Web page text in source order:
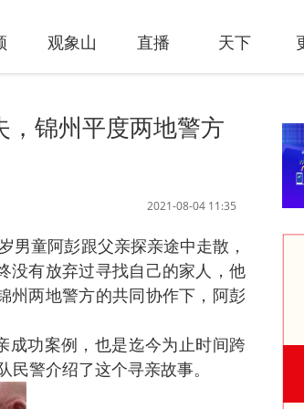
观象山 直播 天下
锦州平度两地警方
2021-08-04 11:35
男童阿彭跟父亲探亲途中走散，
没有放弃过寻找自己的家人，他
州两地警方的共同协作下，阿彭
成功案例，也是迄今为止时间跨
警介绍了这个寻亲故事。